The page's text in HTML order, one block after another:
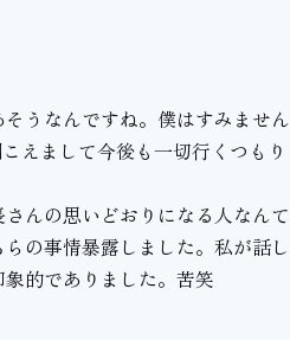
うなんですね。僕はすみません
えまして今後も一切行くつもり
んの思いどおりになる人なんて
の事情暴露しました。私が話し
的でありました。苦笑